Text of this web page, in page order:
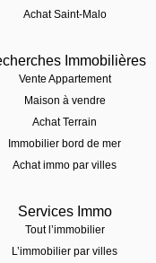
Achat Saint-Malo
Immobilières
Vente Appartement
Maison à vendre
Achat Terrain
Immobilier bord de mer
Achat immo par villes
Services Immo
Tout l’immobilier
L’immobilier par villes